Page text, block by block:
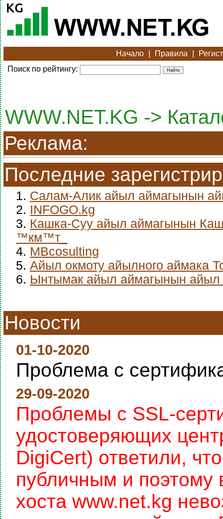
Начало Правила
Поиск по рейтингу:
WWW.NET.KG ->
Реклама:
Последние
1. Салам-Алик айыл аймагынын
2. INFOGO.kg
3. Кашка-Суу айыл аймагынын
™км™т_
4. MBcosulting
5. Айыл окмоту айылного аймака
6. Ынтымак айыл аймагынын айыл
Новости
01-10-2020
Проблема с
29-09-2020
Проблемы с SSL-
удостоверяющих
DigiCert) ответили,
публичным и поэтому
хоста www.net.kg